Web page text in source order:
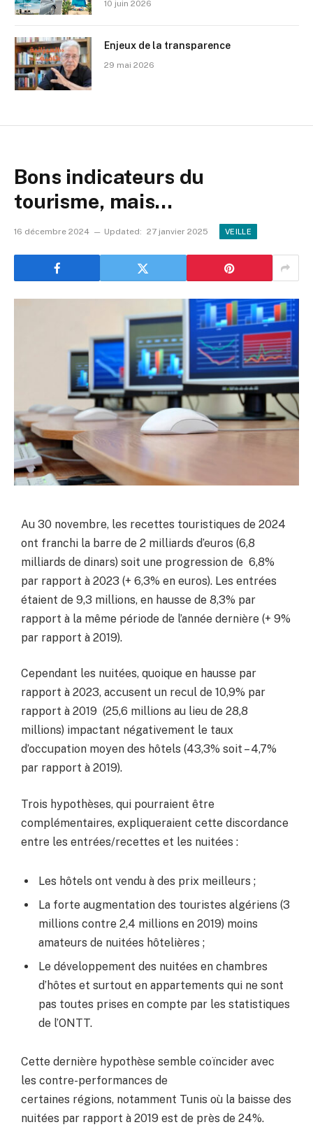
10 juin 2026
Enjeux de la transparence
29 mai 2026
Bons indicateurs du
tourisme, mais…
16 décembre 2024 Updated: 27 janvier 2025 VEILLE
Au 30 novembre, les recettes touristiques de 2024
ont franchi la barre de 2 milliards d’euros (6,8
milliards de dinars) soit une progression de 6,8%
par rapport à 2023 (+ 6,3% en euros). Les entrées
étaient de 9,3 millions, en hausse de 8,3% par
rapport à la même période de l’année dernière (+ 9%
par rapport à 2019).
Cependant les nuitées, quoique en hausse par
rapport à 2023, accusent un recul de 10,9% par
rapport à 2019 (25,6 millions au lieu de 28,8
millions) impactant négativement le taux
d’occupation moyen des hôtels (43,3% soit – 4,7%
par rapport à 2019).
Trois hypothèses, qui pourraient être
complémentaires, expliqueraient cette discordance
entre les entrées/recettes et les nuitées :
Les hôtels ont vendu à des prix meilleurs ;
La forte augmentation des touristes algériens (3
millions contre 2,4 millions en 2019) moins
amateurs de nuitées hôtelières ;
Le développement des nuitées en chambres
d’hôtes et surtout en appartements qui ne sont
pas toutes prises en compte par les statistiques
de l’ONTT.
Cette dernière hypothèse semble coïncider avec
les contre-performances de
certaines régions, notamment Tunis où la baisse des
nuitées par rapport à 2019 est de près de 24%.